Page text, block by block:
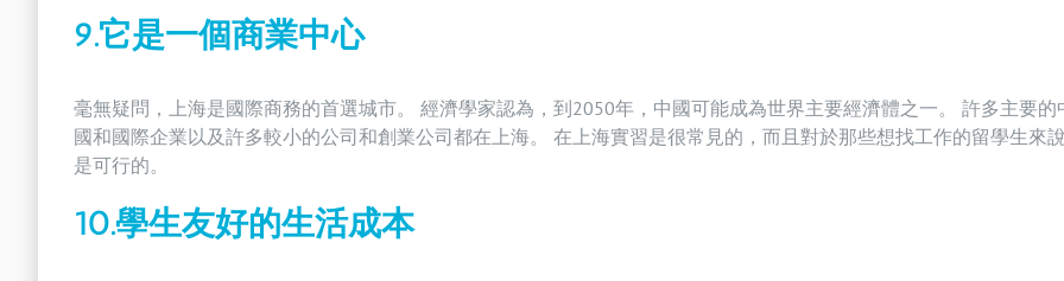
9.它是一個商業中心
毫無疑問，上海是國際商務的首選城市。 經濟學家認為，到2050年，中國可能成為世界主要經濟體之一。 許多主要的
國和國際企業以及許多較小的公司和創業公司都在上海。 在上海實習是很常見的，而且對於那些想找工作的留學生來
是可行的。
10.學生友好的生活成本